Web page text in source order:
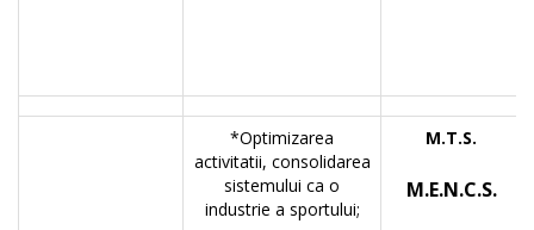
*Optimizarea
activitatii, consolidarea
sistemului ca o
industrie a sportului;
M.T.S.
M.E.N.C.S.